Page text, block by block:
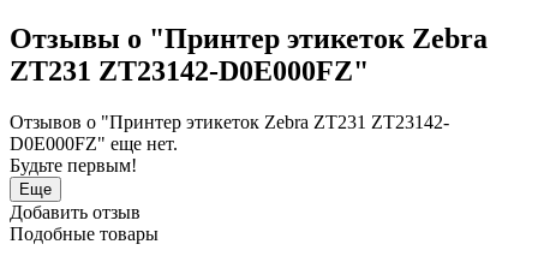
Отзывы о "Принтер этикеток Zebra
ZT231 ZT23142-D0E000FZ"
Отзывов о "Принтер этикеток Zebra ZT231 ZT23142-
D0E000FZ" еще нет.
Будьте первым!
Еще
Добавить отзыв
Подобные товары